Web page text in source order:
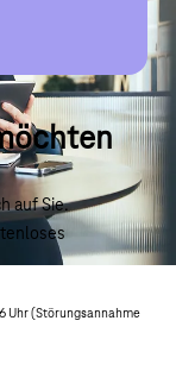
auf Sie.
Uhr (Störungsannahme